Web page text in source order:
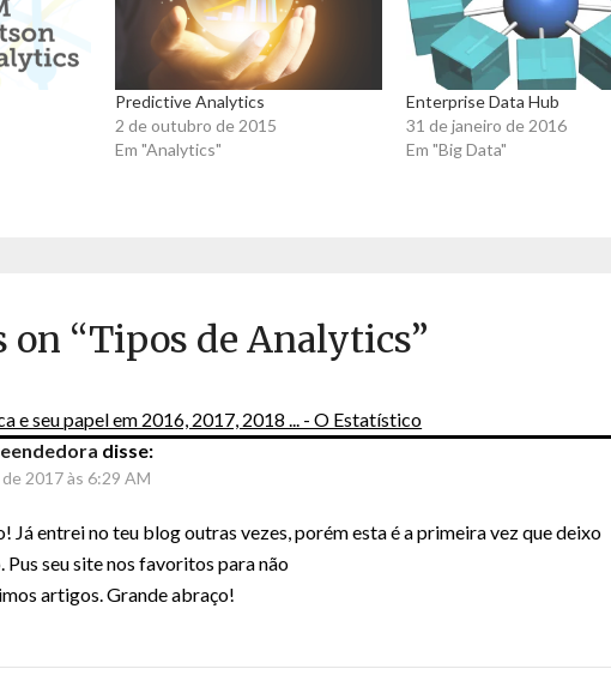
Predictive Analytics
2 de outubro de 2015
Em "Analytics"
Enterprise Data Hub
31 de janeiro de 2016
Em "Big Data"
on “Tipos de Analytics”
e seu papel em 2016, 2017, 2018 ... - O Estatístico
disse:
2017 às 6:29 AM
Já entrei no teu blog outras vezes, porém esta é a primeira vez que deixo
Pus seu site nos favoritos para não
artigos. Grande abraço!